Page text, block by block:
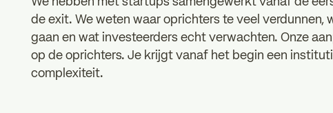
de exit. We weten waar oprichters te veel verdunnen,
gaan en wat investeerders echt verwachten. Onze
op de oprichters. Je krijgt vanaf het begin een
complexiteit.